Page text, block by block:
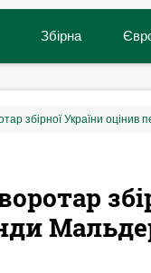
Збірна
збірної України оцінив